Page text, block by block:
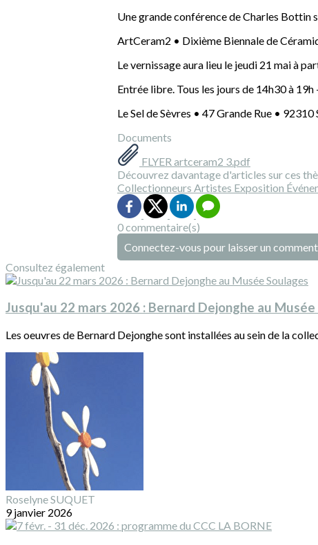
Une grande conférence de Charles Bottin
ArtCeram2 • Dixième Biennale de
Le vernissage aura lieu le jeudi 21 mai à
Entrée libre. Tous les jours de 14h30 à
Le Sel de Sèvres • 47 Grande Rue • 92310
Documents
FLYER artceram2 3.pdf
Découvrez davantage d'articles sur ces
Collectionneurs Artistes Exposition
0 commentaire(s)
Connectez-vous pour laisser un
Consultez également
Jusqu'au 22 mars 2026 : Bernard Dejonghe au Musée
Les oeuvres de Bernard Dejonghe sont installées au sein de la
Roselyne SUQUET
9 janvier 2026